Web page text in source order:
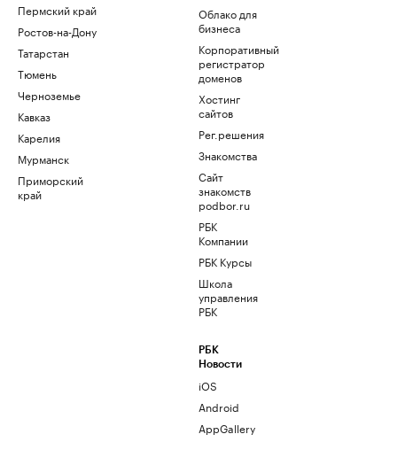
Пермский край
Ростов-на-Дону
Татарстан
Тюмень
Черноземье
Кавказ
Карелия
Мурманск
Приморский
край
Облако для
бизнеса
Корпоративный
регистратор
доменов
Хостинг
сайтов
Рег.решения
Знакомства
Сайт
знакомств
podbor.ru
РБК
Компании
РБК Курсы
Школа
управления
РБК
РБК
Новости
iOS
Android
AppGallery